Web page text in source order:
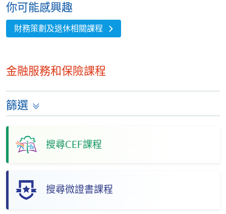
你可能感興趣
財務策劃及退休相關課程
金融服務和保險課程
篩選
搜尋CEF課程
搜尋微證書課程